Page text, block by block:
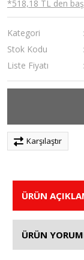
*518,18 TL den
Kategori
Stok Kodu
Liste Fiyatı
Karşılaştır
ÜRÜN
ÜRÜN